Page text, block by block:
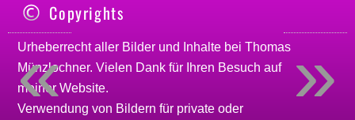
Copyrights
Urheberrecht aller Bilder und Inhalte beiThomas
Münzlochner. Vielen Dank für Ihren Besuch auf
meinerWebsite.
Verwendung von Bildern für private oder
»
«